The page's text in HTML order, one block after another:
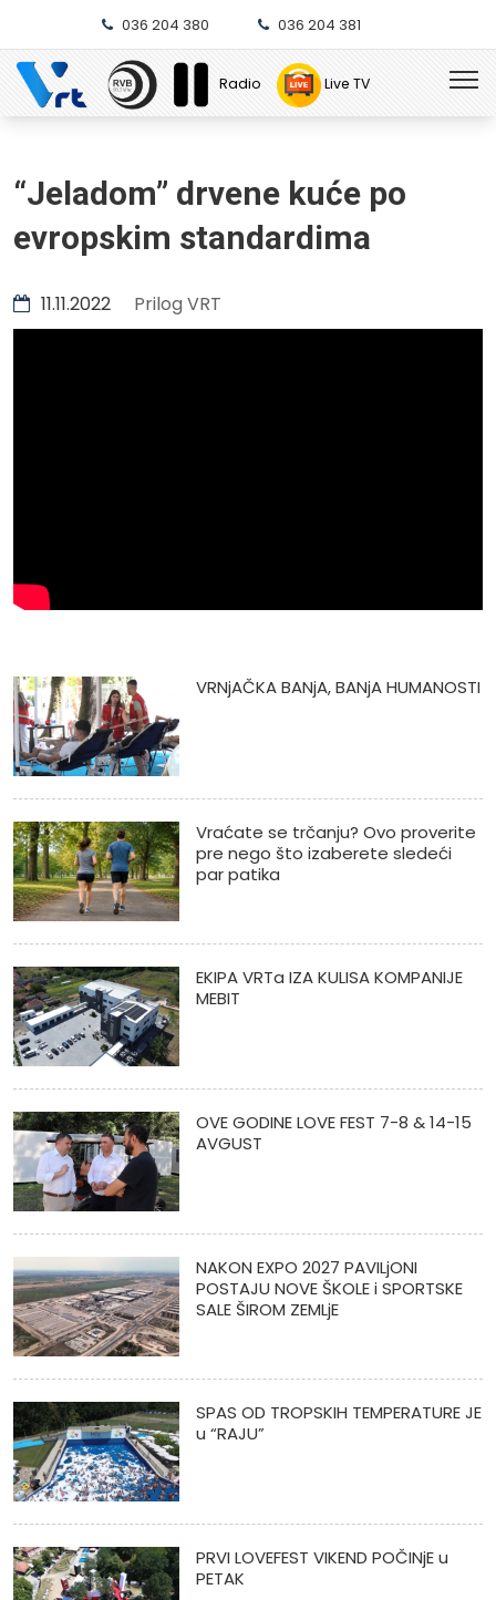
036 204 380 036 204 381
Radio Live TV
“Jeladom” drvene kuće po
evropskim standardima
11.11.2022 Prilog VRT
VRNjAČKA BANjA, BANjA HUMANOSTI
Vraćate se trčanju? Ovo proverite
pre nego što izaberete sledeći
par patika
EKIPA VRTa IZA KULISA KOMPANIJE
MEBIT
OVE GODINE LOVE FEST 7-8 & 14-15
AVGUST
NAKON EXPO 2027 PAVILjONI
POSTAJU NOVE ŠKOLE i SPORTSKE
SALE ŠIROM ZEMLjE
SPAS OD TROPSKIH TEMPERATURE JE
u “RAJU”
PRVI LOVEFEST VIKEND POČINjE u
PETAK